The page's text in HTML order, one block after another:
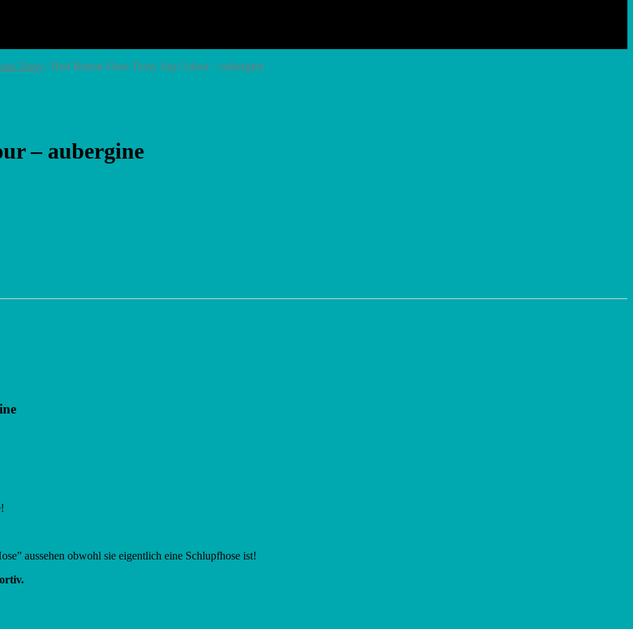
Tessy / Red Button Hose Tessy Jog Colour – aubergine
– aubergine
aussehen obwohl sie eigentlich eine Schlupfhose ist!